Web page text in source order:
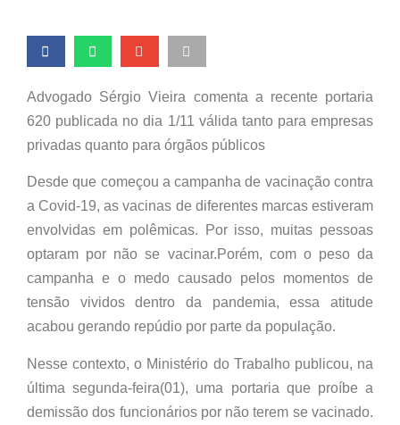
Advogado Sérgio Vieira comenta a recente portaria
620 publicada no dia 1/11 válida tanto para empresas
privadas quanto para órgãos públicos
Desde que começou a campanha de vacinação contra
a Covid-19, as vacinas de diferentes marcas estiveram
envolvidas em polêmicas. Por isso, muitas pessoas
optaram por não se vacinar.Porém, com o peso da
campanha e o medo causado pelos momentos de
tensão vividos dentro da pandemia, essa atitude
acabou gerando repúdio por parte da população.
Nesse contexto, o Ministério do Trabalho publicou, na
última segunda-feira(01), uma portaria que proíbe a
demissão dos funcionários por não terem se vacinado.